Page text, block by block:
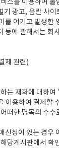
스를 이용하여
기 광고, 음란 사
를 어기고 발생한
등에 관해서는 회
제 관련)
하는 재화에 대하
이용하여 결제할
떠한 명목의 수수
신청이 있는 경우
당게시판에서 확